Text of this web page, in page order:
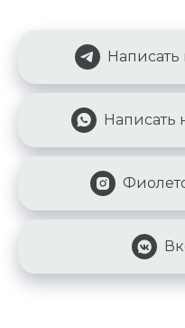
Написать